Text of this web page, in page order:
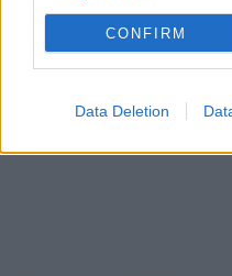
CONFIRM
Data Deletion